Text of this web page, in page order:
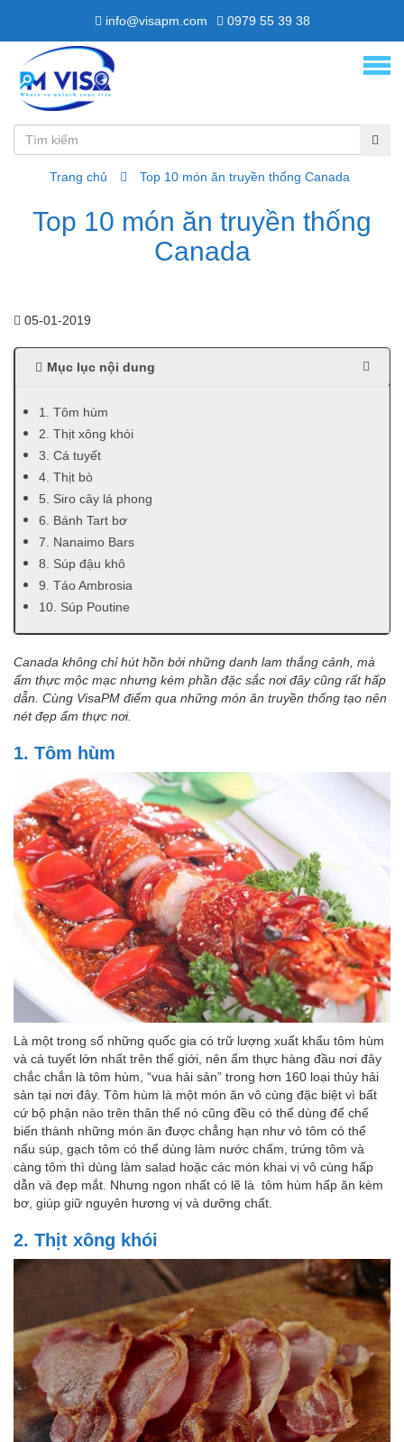
info@visapm.com 0979 55 39 38
Trang chủ Top 10 món ăn truyền thống Canada
Top 10 món ăn truyền thống
Canada
05-01-2019
Mục lục nội dung
1. Tôm hùm
2. Thịt xông khói
3. Cá tuyết
4. Thịt bò
5. Siro cây lá phong
6. Bánh Tart bơ
7. Nanaimo Bars
8. Súp đậu khô
9. Táo Ambrosia
10. Súp Poutine
Canada không chỉ hút hồn bởi những danh lam thắng cảnh, mà
ẩm thực mộc mạc nhưng kém phần đặc sắc nơi đây cũng rất hấp
dẫn. Cùng VisaPM điểm qua những món ăn truyền thống tạo nên
nét đẹp ẩm thực nơi.
1. Tôm hùm
Là một trong số những quốc gia có trữ lượng xuất khẩu tôm hùm
và cá tuyết lớn nhất trên thế giới, nên ẩm thực hàng đầu nơi đây
chắc chắn là tôm hùm, “vua hải sản” trong hơn 160 loại thủy hải
sản tại nơi đây. Tôm hùm là một món ăn vô cùng đặc biệt vì bất
cứ bộ phận nào trên thân thể nó cũng đều có thể dùng để chế
biến thành những món ăn được chẳng hạn như vỏ tôm có thể
nấu súp, gạch tôm có thể dùng làm nước chấm, trứng tôm và
càng tôm thì dùng làm salad hoặc các món khai vị vô cùng hấp
dẫn và đẹp mắt. Nhưng ngon nhất có lẽ là tôm hùm hấp ăn kèm
bơ, giúp giữ nguyên hương vị và dưỡng chất.
2. Thịt xông khói